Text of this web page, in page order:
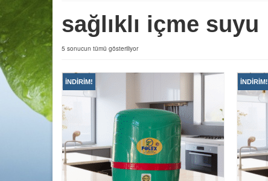
sağlıklı içme suyu
5 sonucun tümü gösteriliyor
İNDIRIM! İNDIRIM!